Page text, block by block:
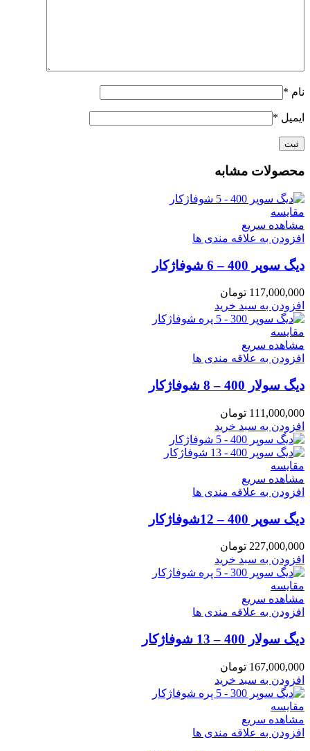
نام *
ایمیل *
محصولات مشابه
مقایسه
مشاهده سریع
افزودن به علاقه مندی ها
دیگ سوپر 400 – 6 شوفاژکار
117,000,000 تومان
افزودن به سبد خرید
مقایسه
مشاهده سریع
افزودن به علاقه مندی ها
دیگ سولار 400 – 8 شوفاژکار
111,000,000 تومان
افزودن به سبد خرید
مقایسه
مشاهده سریع
افزودن به علاقه مندی ها
دیگ سوپر 400 – 12شوفاژکار
227,000,000 تومان
افزودن به سبد خرید
مقایسه
مشاهده سریع
افزودن به علاقه مندی ها
دیگ سولار 400 – 13 شوفاژکار
167,000,000 تومان
افزودن به سبد خرید
مقایسه
مشاهده سریع
افزودن به علاقه مندی ها